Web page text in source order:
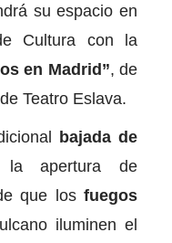
su espacio en
Cultura con la
en Madrid”, de
Teatro Eslava.
bajada de
la apertura de
que los fuegos
iluminen el